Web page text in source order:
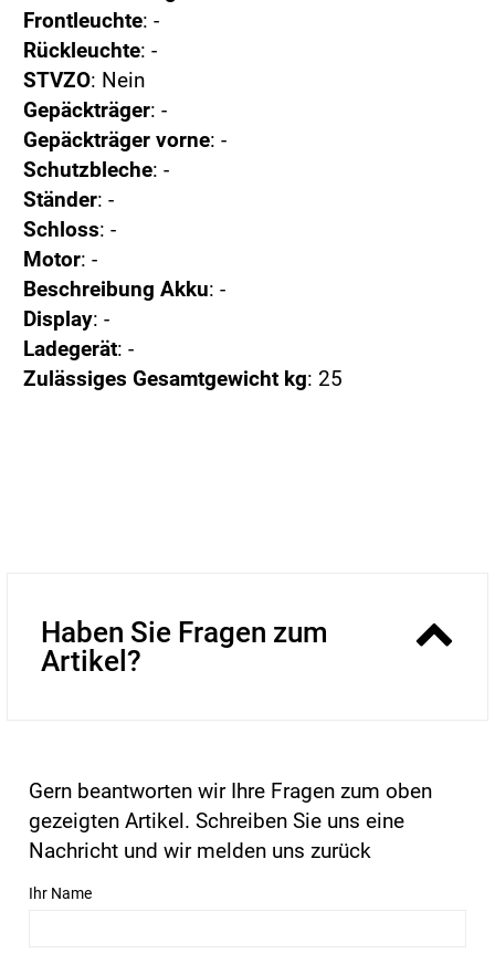
Frontleuchte: -
Rückleuchte: -
STVZO: Nein
Gepäckträger: -
Gepäckträger vorne: -
Schutzbleche: -
Ständer: -
Schloss: -
Motor: -
Beschreibung Akku: -
Display: -
Ladegerät: -
Zulässiges Gesamtgewicht kg: 25
Haben Sie Fragen zum
Artikel?
Gern beantworten wir Ihre Fragen zum oben
gezeigten Artikel. Schreiben Sie uns eine
Nachricht und wir melden uns zurück
Ihr Name